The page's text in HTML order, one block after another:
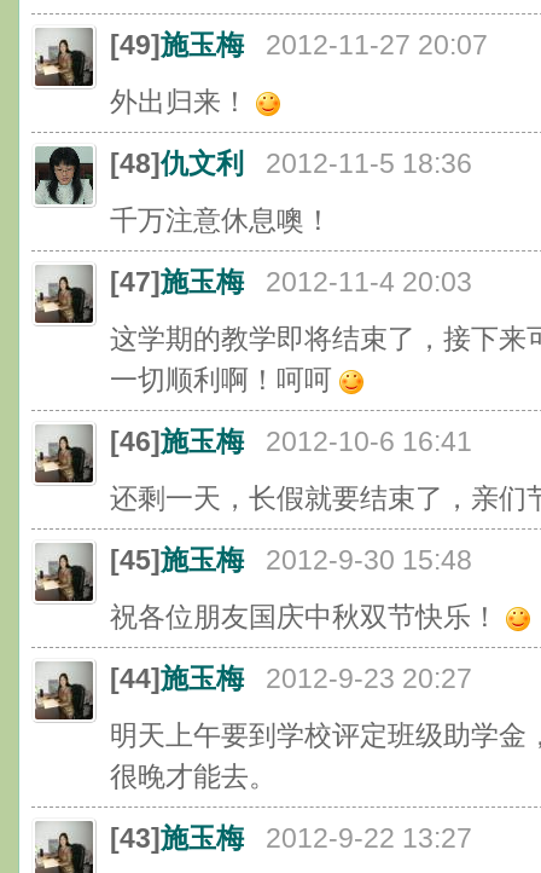
[49]施玉梅
2012-11-27 20:07
外出归来！
[48]仇文利
2012-11-5 18:36
千万注意休息噢！
[47]施玉梅
2012-11-4 20:03
这学期的教学即将结束了，接下
一切顺利啊！呵呵
[46]施玉梅
2012-10-6 16:41
还剩一天，长假就要结束了，亲们
[45]施玉梅
2012-9-30 15:48
祝各位朋友国庆中秋双节快乐！
[44]施玉梅
2012-9-23 20:27
明天上午要到学校评定班级助学
很晚才能去。
[43]施玉梅
2012-9-22 13:27